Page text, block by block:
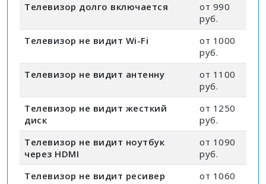
Телевизор долго включается
от 990
руб.
Телевизор не видит Wi-Fi
от 1000
руб.
Телевизор не видит антенну
от 1100
руб.
Телевизор не видит жесткий
диск
от 1250
руб.
Телевизор не видит ноутбук
через HDMI
от 1090
руб.
Телевизор не видит ресивер
от 1060